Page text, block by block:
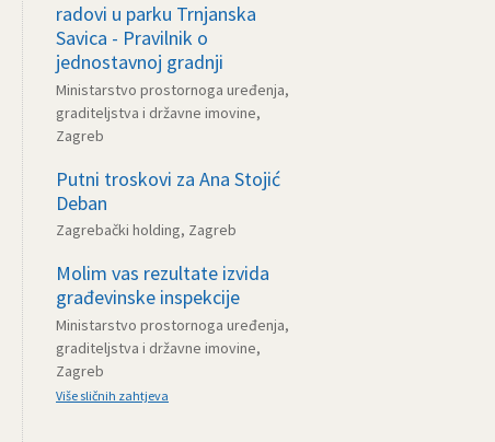
radovi u parku Trnjanska
Savica - Pravilnik o
jednostavnoj gradnji
Ministarstvo prostornoga uređenja,
graditeljstva i državne imovine,
Zagreb
Putni troskovi za Ana Stojić
Deban
Zagrebački holding, Zagreb
Molim vas rezultate izvida
građevinske inspekcije
Ministarstvo prostornoga uređenja,
graditeljstva i državne imovine,
Zagreb
Više sličnih zahtjeva